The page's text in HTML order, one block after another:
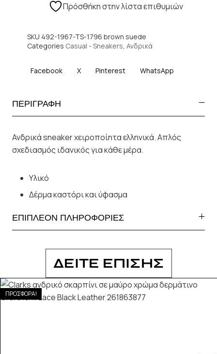
Πρόσθήκη στην λίστα επιθυμιών
SKU 492-1967-TS-1796 brown suede
Categories Casual - Sneakers Ανδρικά
Facebook X Pinterest WhatsApp
ΠΕΡΙΓΡΑΦΗ
Ανδρικά sneaker χειροποίητα ελληνικά. Απλός
σχεδιασμός ιδανικός για κάθε μέρα.
Υλικό
Δέρμα καστόρι και ύφασμα
ΕΠΙΠΛΕΟΝ ΠΛΗΡΟΦΟΡΙΕΣ
ΔΕΙΤΕ ΕΠΙΣΗΣ
ΠΡΟΣΦΟΡΑ!